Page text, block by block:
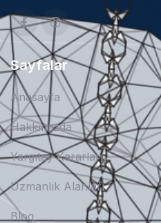
Sayfalar
Anasayfa
Hakkımızda
Yargıtay Kararları
Uzmanlık Alanları
Blog